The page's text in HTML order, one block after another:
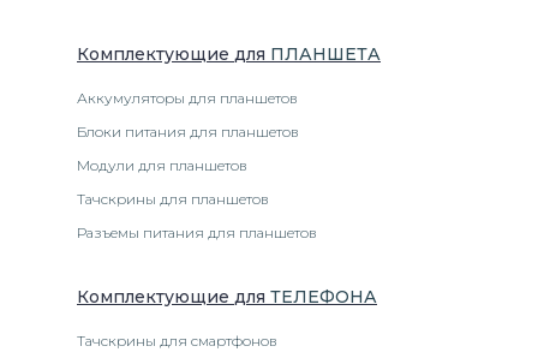
Комплектующие для ПЛАНШЕТА
Аккумуляторы для планшетов
Блоки питания для планшетов
Модули для планшетов
Тачскрины для планшетов
Разъемы питания для планшетов
Комплектующие для ТЕЛЕФОНА
Тачскрины для смартфонов